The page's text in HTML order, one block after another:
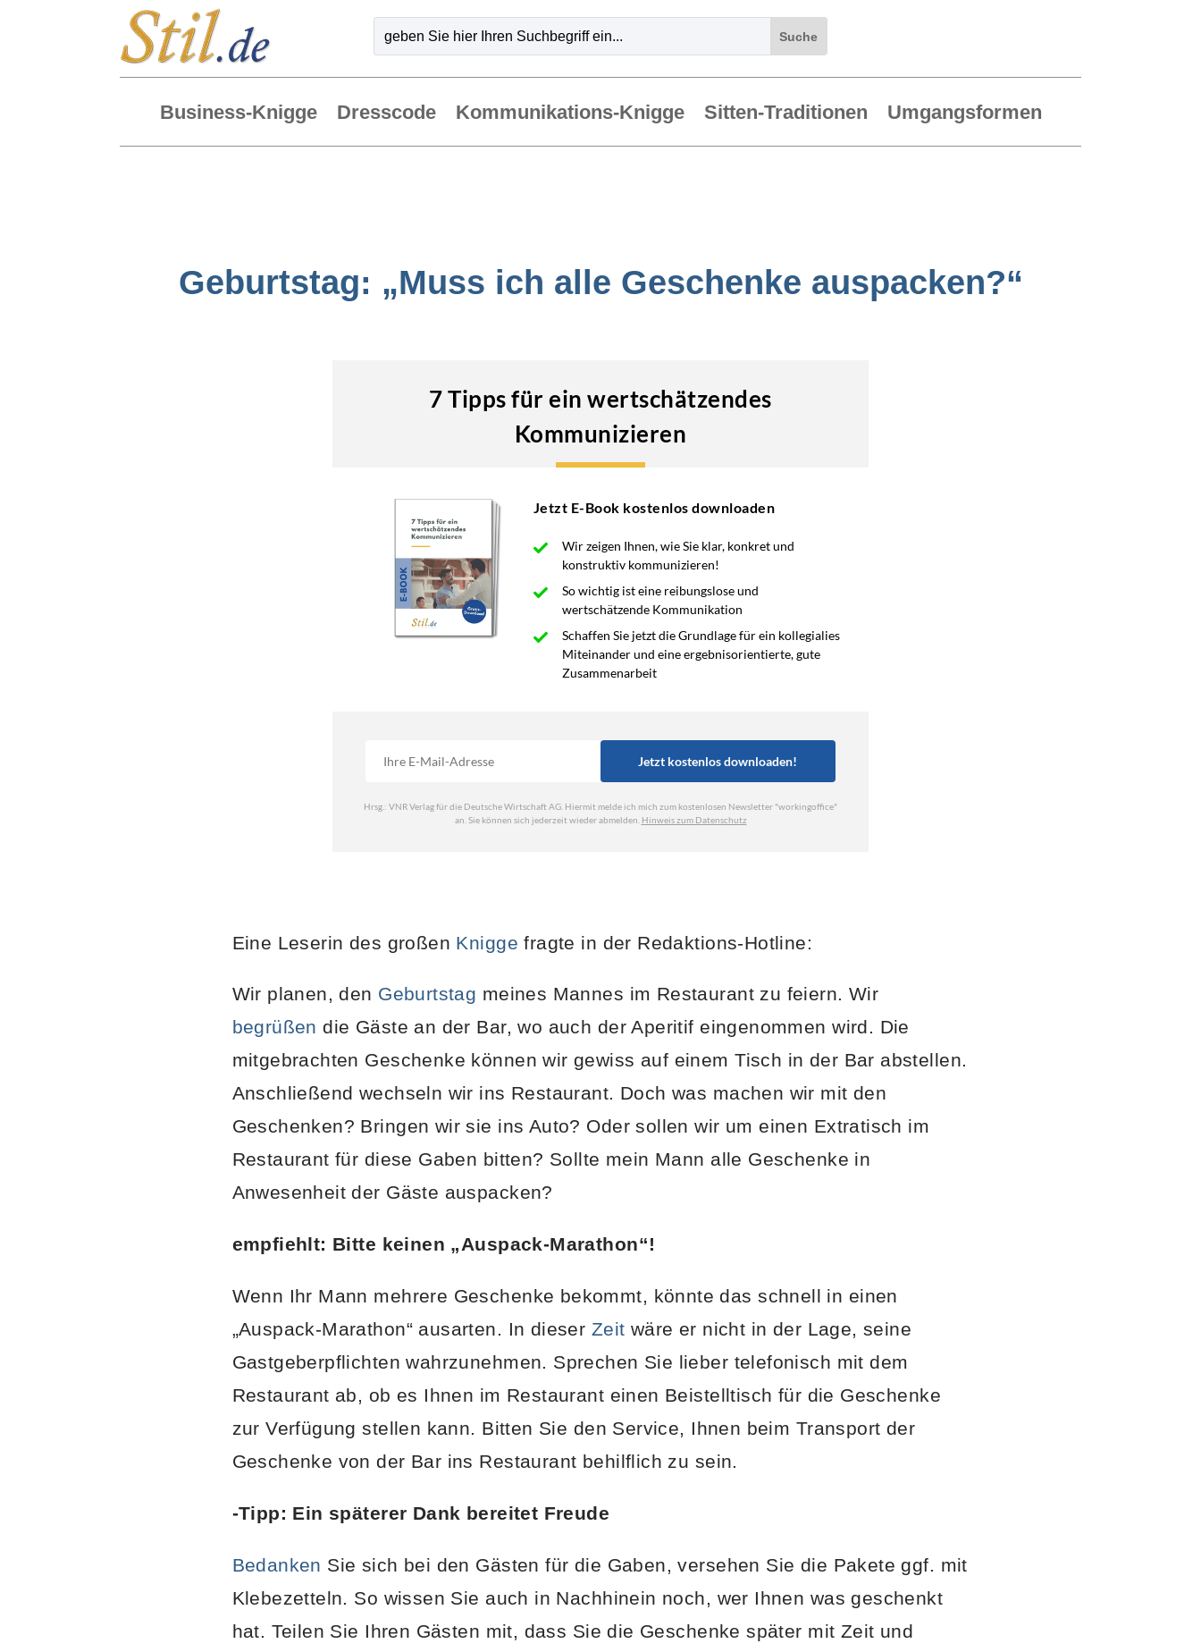
Business-Knigge Dresscode Kommunikations-Knigge Sitten-Traditionen Umgangsformen
Geburtstag: „Muss ich alle Geschenke auspacken?“
Eine Leserin des großen Knigge fragte in der Redaktions-Hotline:
Wir planen, den Geburtstag meines Mannes im Restaurant zu feiern. Wir
begrüßen die Gäste an der Bar, wo auch der Aperitif eingenommen wird. Die
mitgebrachten Geschenke können wir gewiss auf einem Tisch in der Bar abstellen.
Anschließend wechseln wir ins Restaurant. Doch was machen wir mit den
Geschenken? Bringen wir sie ins Auto? Oder sollen wir um einen Extratisch im
Restaurant für diese Gaben bitten? Sollte mein Mann alle Geschenke in
Anwesenheit der Gäste auspacken?
empfiehlt: Bitte keinen „Auspack-Marathon“!
Wenn Ihr Mann mehrere Geschenke bekommt, könnte das schnell in einen
„Auspack-Marathon“ ausarten. In dieser Zeit wäre er nicht in der Lage, seine
Gastgeberpflichten wahrzunehmen. Sprechen Sie lieber telefonisch mit dem
Restaurant ab, ob es Ihnen im Restaurant einen Beistelltisch für die Geschenke
zur Verfügung stellen kann. Bitten Sie den Service, Ihnen beim Transport der
Geschenke von der Bar ins Restaurant behilflich zu sein.
-Tipp: Ein späterer Dank bereitet Freude
Bedanken Sie sich bei den Gästen für die Gaben, versehen Sie die Pakete ggf. mit
Klebezetteln. So wissen Sie auch in Nachhinein noch, wer Ihnen was geschenkt
hat. Teilen Sie Ihren Gästen mit, dass Sie die Geschenke später mit Zeit und